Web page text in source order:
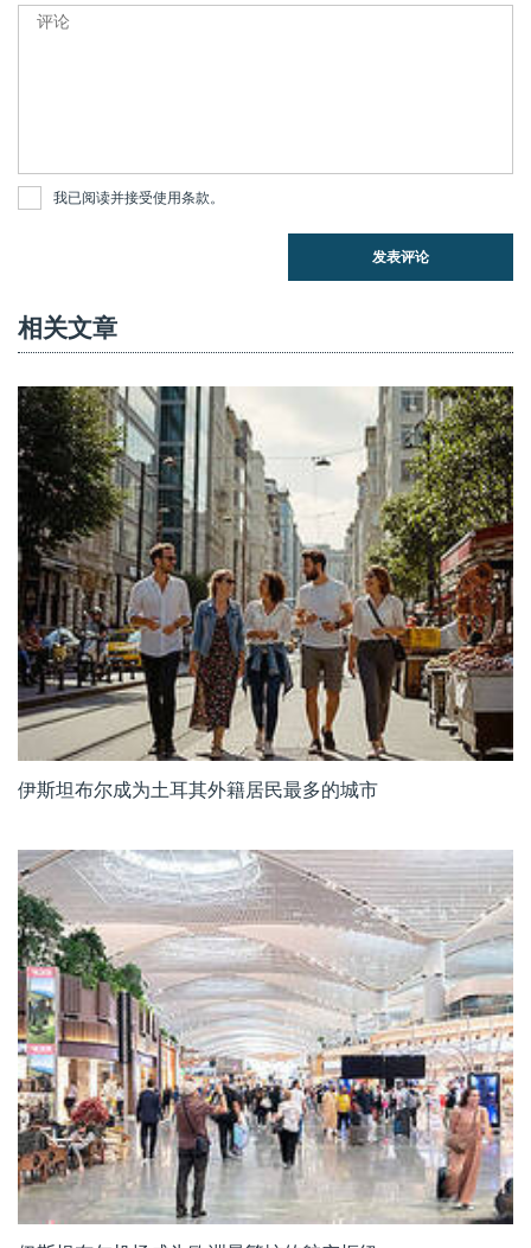
我已阅读并接受使用条款。
发表评论
相关文章
伊斯坦布尔成为土耳其外籍居民最多的城市